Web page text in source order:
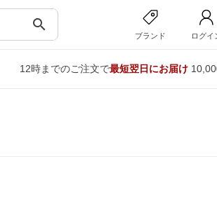
search
ブランド ログイ
12時までのご注文で最短翌日にお届け